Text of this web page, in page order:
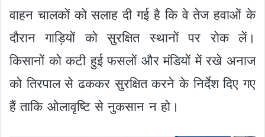
वाहन चालकों को सलाह दी गई है कि वे तेज हवाओं के
दौरान गाड़ियों को सुरक्षित स्थानों पर रोक लें।
किसानों को कटी हुई फसलों और मंडियों में रखे अनाज
को तिरपाल से ढककर सुरक्षित करने के निर्देश दिए गए
हैं ताकि ओलावृष्टि से नुकसान न हो।